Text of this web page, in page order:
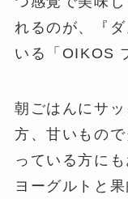
れるのが、『
いる「OIKOS
朝ごはんにサ
方、甘いもの
っている方に
ヨーグルトと